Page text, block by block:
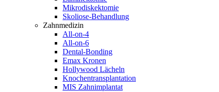
Mikrodiskektomie
Skoliose-Behandlung
Zahnmedizin
All-on-4
All-on-6
Dental-Bonding
Emax Kronen
Hollywood Lächeln
Knochentransplantation
MIS Zahnimplantat